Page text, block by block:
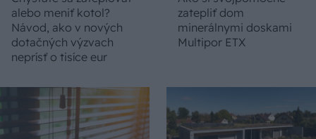
alebo meniť kotol?
Návod, ako v nových
dotačných výzvach
neprísť o tisíce eur
zatepliť dom
minerálnymi doskami
Multipor ETX